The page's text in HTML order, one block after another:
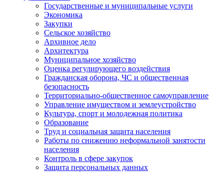
Государственные и муниципальные услуги
Экономика
Закупки
Сельское хозяйство
Архивное дело
Архитектура
Муниципальное хозяйство
Оценка регулирующего воздействия
Гражданская оборона, ЧС и общественная
безопасность
Территориально-общественное самоуправление
Управление имуществом и землеустройство
Культура, спорт и молодежная политика
Образование
Труд и социальная защита населения
Работы по снижению неформальной занятости
населения
Контроль в сфере закупок
Защита персональных данных